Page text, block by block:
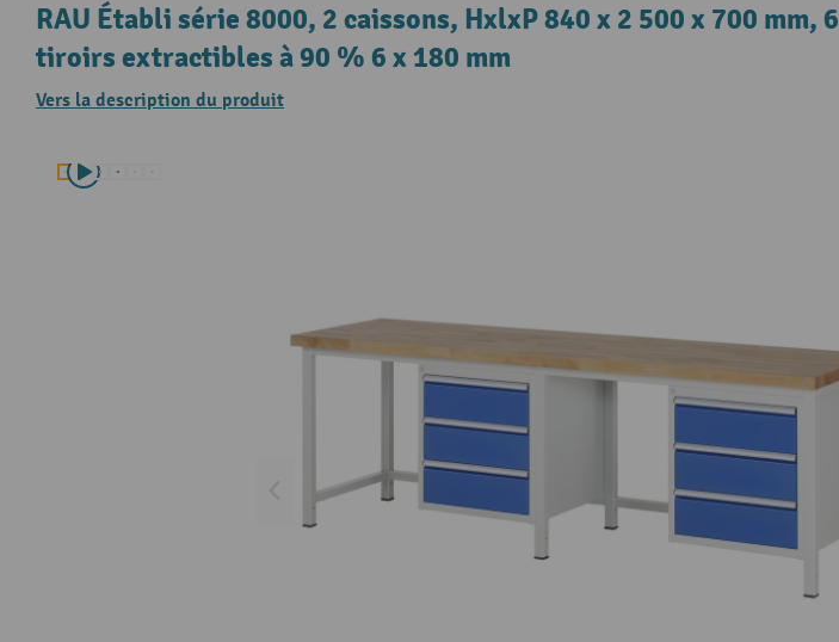
RAU Établi série 8000, 2 caissons, HxlxP 840 x 2 500 x 700 mm, 6
tiroirs extractibles à 90 % 6 x 180 mm
Vers la description du produit